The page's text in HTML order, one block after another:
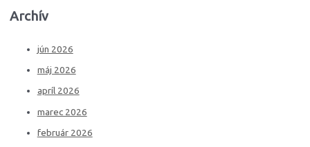
Archív
jún 2026
máj 2026
apríl 2026
marec 2026
február 2026